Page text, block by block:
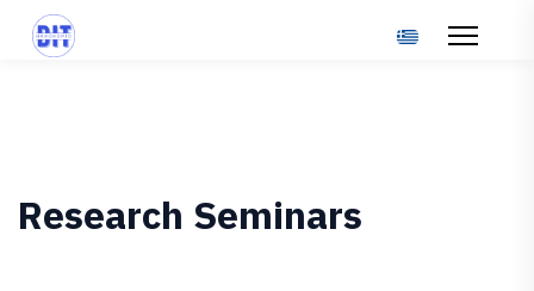
Select your
Research Seminars